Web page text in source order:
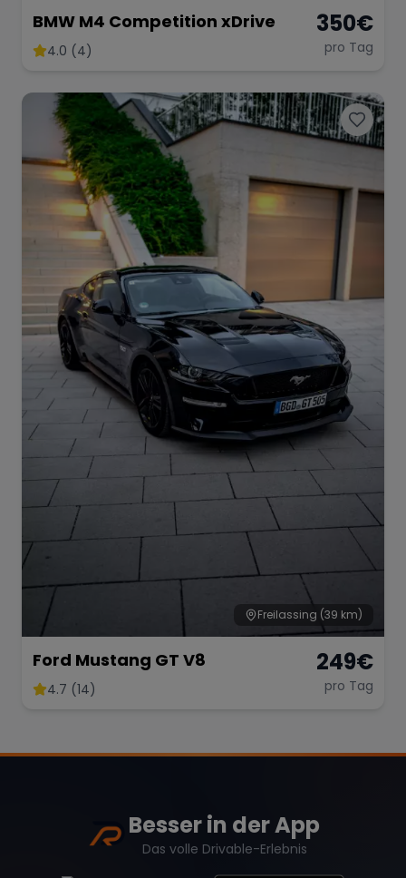
BMW M4 Competition xDrive
4.0 (4)
350€
pro Tag
Freilassing (39 km)
Ford Mustang GT V8
4.7 (14)
249€
pro Tag
Besser in der App
Das volle Drivable-Erlebnis